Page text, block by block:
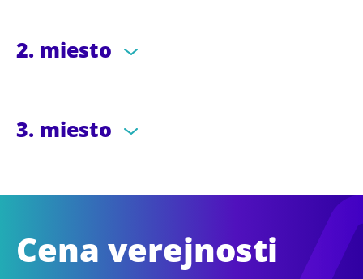
2. miesto
3. miesto
Cena verejnosti